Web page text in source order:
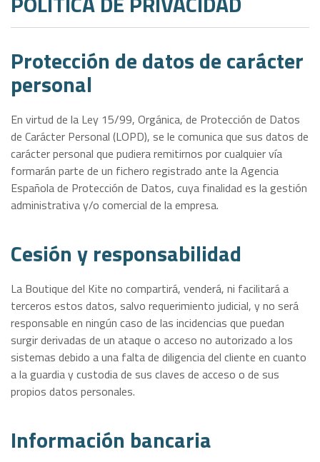
Protección de datos de carácter
personal
En virtud de la Ley 15/99, Orgánica, de Protección de Datos
de Carácter Personal (LOPD), se le comunica que sus datos de
carácter personal que pudiera remitirnos por cualquier vía
formarán parte de un fichero registrado ante la Agencia
Española de Protección de Datos, cuya finalidad es la gestión
administrativa y/o comercial de la empresa.
Cesión y responsabilidad
La Boutique del Kite no compartirá, venderá, ni facilitará a
terceros estos datos, salvo requerimiento judicial, y no será
responsable en ningún caso de las incidencias que puedan
surgir derivadas de un ataque o acceso no autorizado a los
sistemas debido a una falta de diligencia del cliente en cuanto
a la guardia y custodia de sus claves de acceso o de sus
propios datos personales.
Información bancaria